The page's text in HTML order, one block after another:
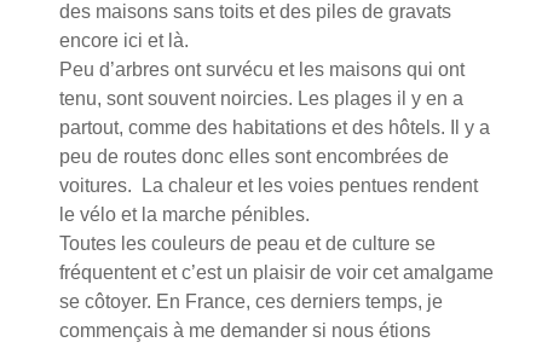
des maisons sans toits et des piles de gravats
encore ici et là.
Peu d’arbres ont survécu et les maisons qui ont
tenu, sont souvent noircies. Les plages il y en a
partout, comme des habitations et des hôtels. Il y a
peu de routes donc elles sont encombrées de
voitures. La chaleur et les voies pentues rendent
le vélo et la marche pénibles.
Toutes les couleurs de peau et de culture se
fréquentent et c’est un plaisir de voir cet amalgame
se côtoyer. En France, ces derniers temps, je
commençais à me demander si nous étions